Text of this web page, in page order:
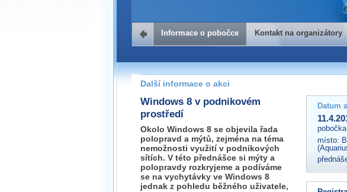
Kontakt na
Pokud máte jakýkoliv dotaz na organizátory této
prosím neváhejte nás kontaktovat na e-mailu:
praha@wug.cz
Informace o pobočce Kontakt na organizátory
Další informace o akci
Windows 8 v podnikovém
prostředí
Okolo Windows 8 se objevila řada
polopravd a mýtů, zejména na téma
nemožnosti využití v podnikových
sítích. V této přednášce si mýty a
polopravdy rozkryjeme a podíváme
se na vychytávky ve Windows 8
jednak z pohledu běžného uživatele,
Datum
místo: